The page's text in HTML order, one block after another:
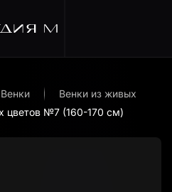
Венки
Венки из живых
цветов №7 (160-170 см)